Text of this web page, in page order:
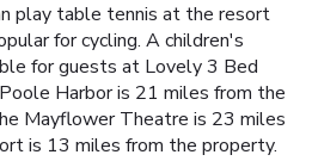
play table tennis at the resort
for cycling. A children's
for guests at Lovely 3 Bed
Harbor is 21 miles from the
Mayflower Theatre is 23 miles
is 13 miles from the property.